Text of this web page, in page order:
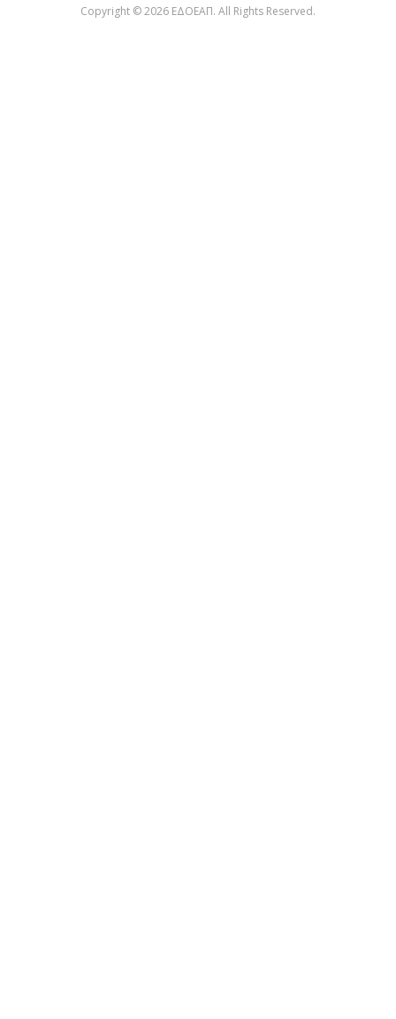
Copyright © 2026 ΕΔΟΕΑΠ. All Rights Reserved.